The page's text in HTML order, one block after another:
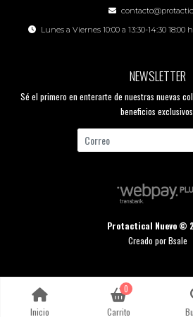
Lunes a Viernes 10:00 a 13:30-14:30 18:00
NEWSLETTER
Sé el primero en enterarte de nuestras nuevas
beneficios
Protactical Nuevo ©
Creado porBsale
Inicio
0
Carrito